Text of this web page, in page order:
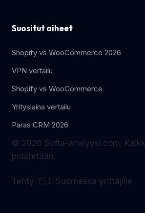
Suositut aiheet
Shopify vs WooCommerce 2026
VPN vertailu
Shopify vs WooCommerce
Yrityslaina vertailu
Paras CRM 2026
© 2026 Softa-analyysi.com.
pidätetään.
Tehty 🇫🇮 Suomessa yrittäjille